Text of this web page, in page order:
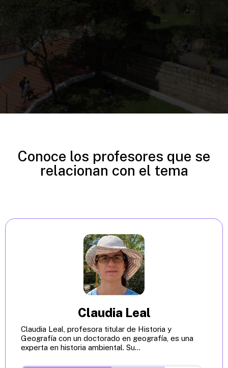
Conoce los profesores que se
relacionan con el tema
Claudia Leal
Claudia Leal, profesora titular de Historia y
Geografía con un doctorado en geografía, es una
experta en historia ambiental. Su...